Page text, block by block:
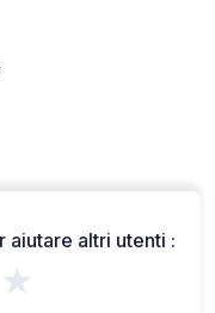
aiutare altri utenti :